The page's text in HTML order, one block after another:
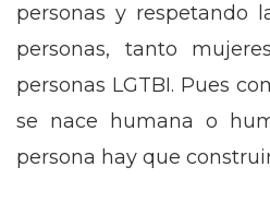
personas y respetando
personas, tanto
personas LGTBI. Pues
se nace humana o
persona hay que